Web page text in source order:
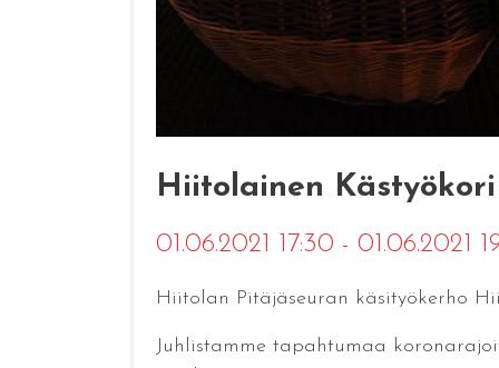
Hiitolainen
01.06.2021 17:30 - 01.06.2021
Hiitolan Pitäjäseuran käsityökerho
Juhlistamme tapahtumaa